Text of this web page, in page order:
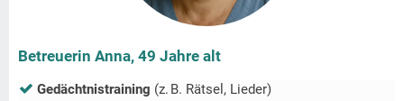
Betreuerin Anna, 49 Jahre alt
Gedächtnistraining (z. B. Rätsel, Lieder)